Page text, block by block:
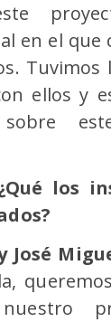
en el que
Tuvimos
ellos y
los
José